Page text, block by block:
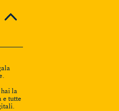
hai la
e tutte